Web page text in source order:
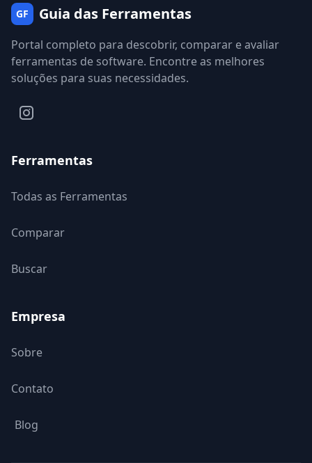
GF Guia das Ferramentas
Portal completo para descobrir, comparar e avaliar
ferramentas de software. Encontre as melhores
soluções para suas necessidades.
Ferramentas
Todas as Ferramentas
Comparar
Buscar
Empresa
Sobre
Contato
Blog